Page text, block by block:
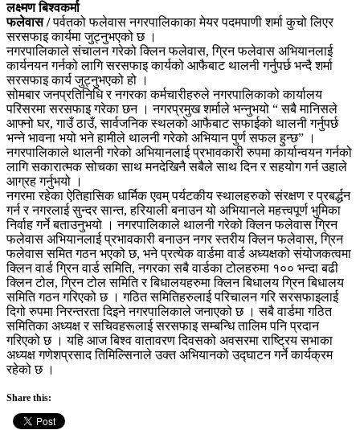
लक्ष्मण बिश्वकर्मा
फलेवास /पर्वतको फलेवास नगरपालिकाका मेयर पदमपाणी शर्मा कुचो लिएर
सरसफाइ कार्यमा जुट्नुभएको छ ।
नगरपालिकाले संचालन गरेको क्लिन फलेवास, ग्रिन फलेवास अभियानलाई
कार्यनयन गर्नको लागि सरसफाइ कार्यको आफैबाट थालनी गर्नुपर्छ भन्दै शर्मा
सरसफाइ कार्य जुट्नुभएको हो ।
सोमबार जनप्रतिनिधि र नगरका कर्मचारीहरुले नगरपालिकाको कार्यालय
परिसरमा सरसफाइ गरेका छन । नगरप्रमुख शर्माले भन्नुभयो “ सबै मानिसले
आफ्नो घर, गाउँ ठाउँ, सार्वजनिक स्थलको आफैबाट सफाईको थालनी गर्नुपर्छ
भन्ने भावना भयो भने हामीले थालनी गरेको अभियान पुर्ण सफल हुन्छ” ।
नगरपालिकाले थालनी गरेको अभियानलाई प्रभावकारी रुपमा कार्यान्वयन गर्नको
लागि सकारात्मक सोचका साथ मनदेखिनै सबैले साथ दिन र सहयोग गर्न उहाले
आग्रह गर्नुभयो ।
नगरमा रहेका ऐतिहासिक धार्मिक एवम् पर्यटकीय स्थालहरुको संरक्षण र प्रबर्द्धन
गर्न र नगरलाई सुन्दर सान्त, हरियाली बनाउन यो अभियानले महत्त्वपूर्ण भुमिका
निर्वाह गर्ने बताउनुभयो । नगरपालिकाले थालनी गरेको क्लिन फलेवास ग्रिन
फलेवास अभियानलाई प्रभावकारी बनाउन नगर स्तरीय क्लिन फलेवास, ग्रिन
फलेवास समित गठन भएको छ, भने प्रत्येक वार्डमा वार्ड अध्यक्षको संयोजकत्वमा
क्लिन वार्ड ग्रिन वार्ड समिति, नगरका सबै वार्डका टोलहरुमा १०० भन्दा बढी
क्लिन टोल, ग्रिन टोल समिति र बिधालयहरुमा क्लिन बिधालय ग्रिन बिधालय
समिति गठन गरिएको छ । गठित समितिहरुलाई परिचालन गरि सरसफाइलाई
दिगो रुपमा निरन्तरता दिइने नगरपालिकाले जनाएको छ । सबै वार्डमा गठित
समितिका अध्यक्ष र सचिवहरूलाई सरसफाइ सम्बन्धि तालिम पनि प्रदान
गरिएको छ । यहि आज बिश्व वातावरण दिवसको अवसरमा राष्ट्रिय सभाका
अध्यक्ष गणेशप्रसाद तिमिल्सिनाले उक्त अभियानको उद्घाटन गर्ने कार्यक्रम
रहेको छ ।
Share this: